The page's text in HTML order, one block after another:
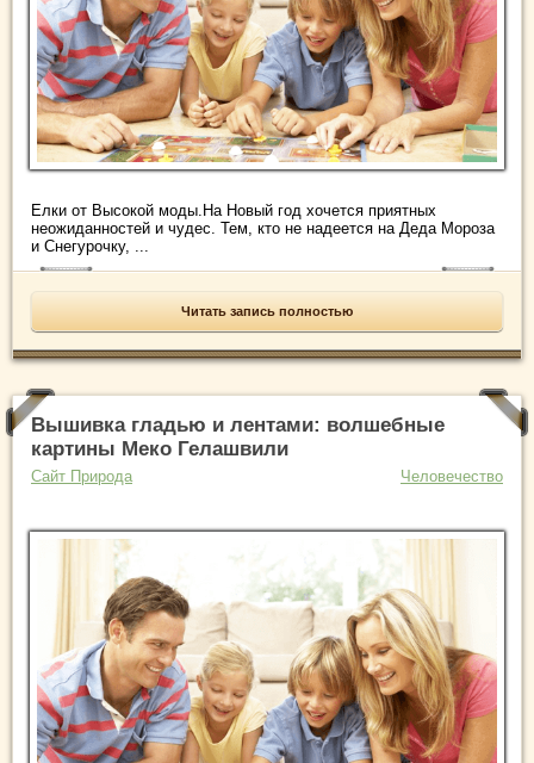
Елки от Высокой моды.На Новый год хочется приятных
неожиданностей и чудес. Тем, кто не надеется на Деда Мороза
и Снегурочку, ...
Читать запись полностью
Вышивка гладью и лентами: волшебные
картины Меко Гелашвили
Сайт Природа Человечество